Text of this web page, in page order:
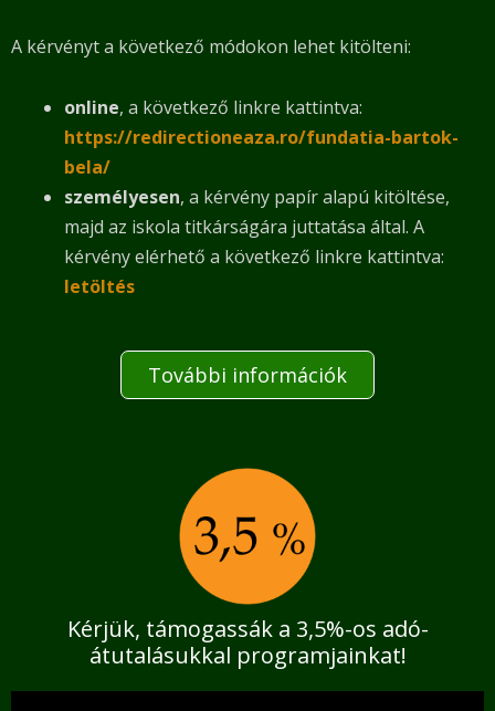
A kérvényt a következő módokon lehet kitölteni:
online, a következő linkre kattintva:
https://redirectioneaza.ro/fundatia-bartok-
bela/
személyesen, a kérvény papír alapú kitöltése,
majd az iskola titkárságára juttatása által. A
kérvény elérhető a következő linkre kattintva:
letöltés
További információk
Kérjük, támogassák a 3,5%-os adó-
átutalásukkal programjainkat!